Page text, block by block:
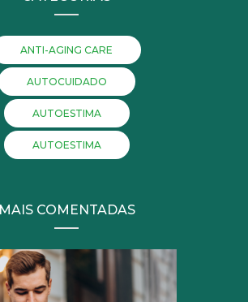
ANTI-AGING CARE
AUTOCUIDADO
AUTOESTIMA
AUTOESTIMA
MAIS COMENTADAS